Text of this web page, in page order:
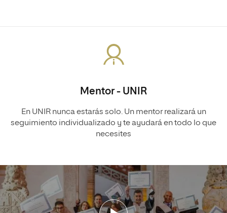
Mentor - UNIR
En UNIR nunca estarás solo. Un mentor realizará un
seguimiento individualizado y te ayudará en todo lo que
necesites